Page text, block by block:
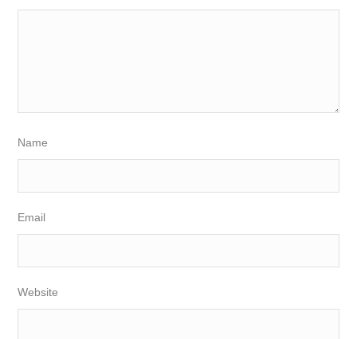
Name
Email
Website